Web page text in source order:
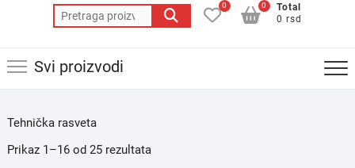
Pretraga
za:
0
Total
0 rsd
0
Svi proizvodi
Tehnička rasveta
Prikaz 1–16 od 25 rezultata